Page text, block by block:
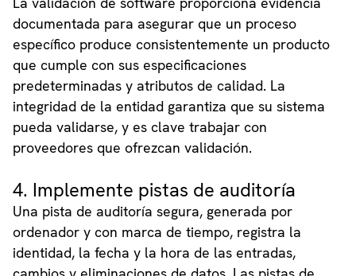
documentada para asegurar que un proceso
específico produce consistentemente un producto
que cumple con sus especificaciones
predeterminadas y atributos de calidad. La
integridad de la entidad garantiza que su sistema
pueda validarse, y es clave trabajar con
proveedores que ofrezcan validación.
4. Implemente pistas de auditoría
Una pista de auditoría segura, generada por
ordenador y con marca de tiempo, registra la
identidad, la fecha y la hora de las entradas,